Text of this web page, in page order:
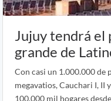
Jujuy tendrá el
grande de
Con casi un 1.000.000 de
megavatios, Cauchari I, II
100.000 mil hogares